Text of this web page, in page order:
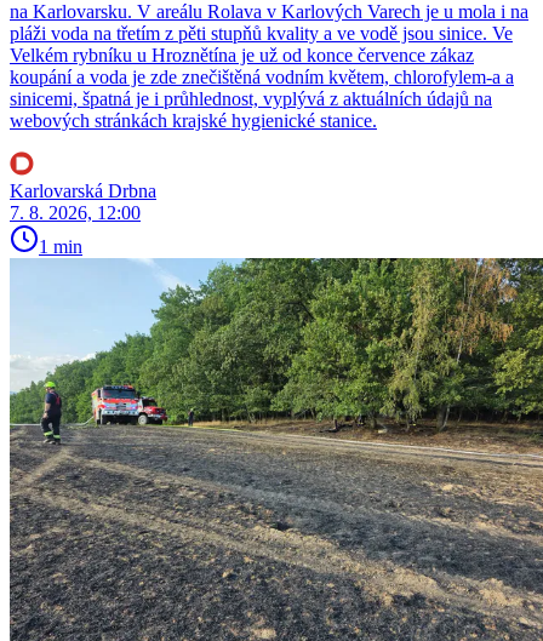
na Karlovarsku. V areálu Rolava v Karlových Varech je u mola i na
pláži voda na třetím z pěti stupňů kvality a ve vodě jsou sinice. Ve
Velkém rybníku u Hroznětína je už od konce července zákaz
koupání a voda je zde znečištěná vodním květem, chlorofylem-a a
sinicemi, špatná je i průhlednost, vyplývá z aktuálních údajů na
webových stránkách krajské hygienické stanice.
Karlovarská Drbna
7. 8. 2026, 12:00
1 min